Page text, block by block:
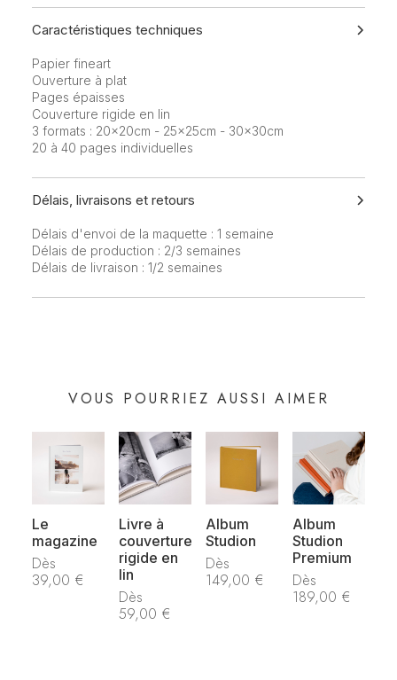
Caractéristiques techniques
Papier fineart
Ouverture à plat
Pages épaisses
Couverture rigide en lin
3 formats : 20x20cm - 25x25cm - 30x30cm
20 à 40 pages individuelles
Délais, livraisons et retours
Délais d'envoi de la maquette : 1 semaine
Délais de production : 2/3 semaines
Délais de livraison : 1/2 semaines
VOUS POURRIEZ AUSSI AIMER
Le
magazine
Dès
39,00 €
Livre à
couverture
rigide en
lin
Dès
59,00 €
Album
Studion
Dès
149,00 €
Album
Studion
Premium
Dès
189,00 €